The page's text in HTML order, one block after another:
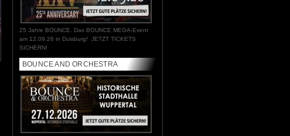
25 Jahre BOUNCE. Das BOUNCE MEGA-Event
am 12.09.26 in Duisburg! JETZT TICKETS
SICHERN!
BOUNCE AND ORCHESTRA